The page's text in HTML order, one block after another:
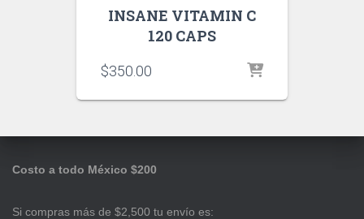
INSANE VITAMIN C
120 CAPS
$350.00
Costo a todo México $200
Si compras más de $2,500 tu envío es: